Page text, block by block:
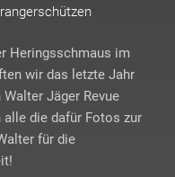
Heringsschmaus im
wir das letzte Jahr
Jäger Revue
alle die dafür Fotos zur
für die